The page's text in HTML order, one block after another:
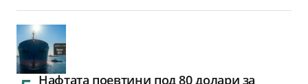
Нафтата поевтини под 80 долари за